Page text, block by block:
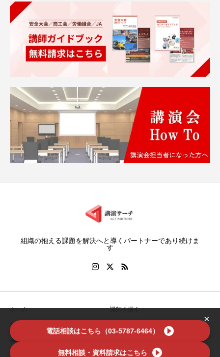
組織の抱える課題を解決へと導くパートナーであり続けま
す
ホーム 講師を探す
特集
会社案内
×
電話相談はこちら（03-5787-6464）
無料相談・資料請求はこちら